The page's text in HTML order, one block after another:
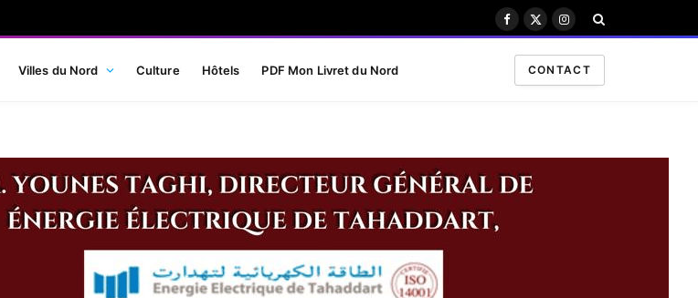
Facebook
X
Instagram
Villes du Nord Culture Hôtels PDF Mon Livret du Nord CONTACT